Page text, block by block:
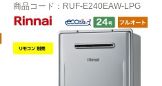
商品コード ：RUF-E240EAW-LPG